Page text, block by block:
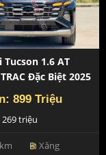
Tucson 1.6 AT
Đặc Biệt 2025
899 Triệu
triệu
ev_station Xăng